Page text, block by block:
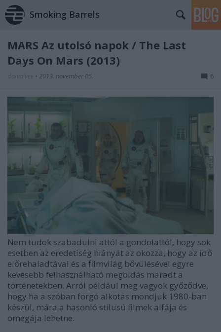
Smoking Barrels
MARS Az utolsó napok / The Last
Days On Mars (2013)
• 2013. november 05. 6
Nem tudok szabadulni attól a gondolattól, hogy sok
esetben az eredetiség hiányát az okozza, hogy az idő
előrehaladtával és a filmvilág bővülésével egyre
kevesebb felhasználható megoldás maradt a
történetekben. Arról például meg vagyok győződve,
hogy ha a szóban forgó alkotás mondjuk 1980-ban
készül, mára a hasonló stílusú filmek alfája és
omegája lehetne.